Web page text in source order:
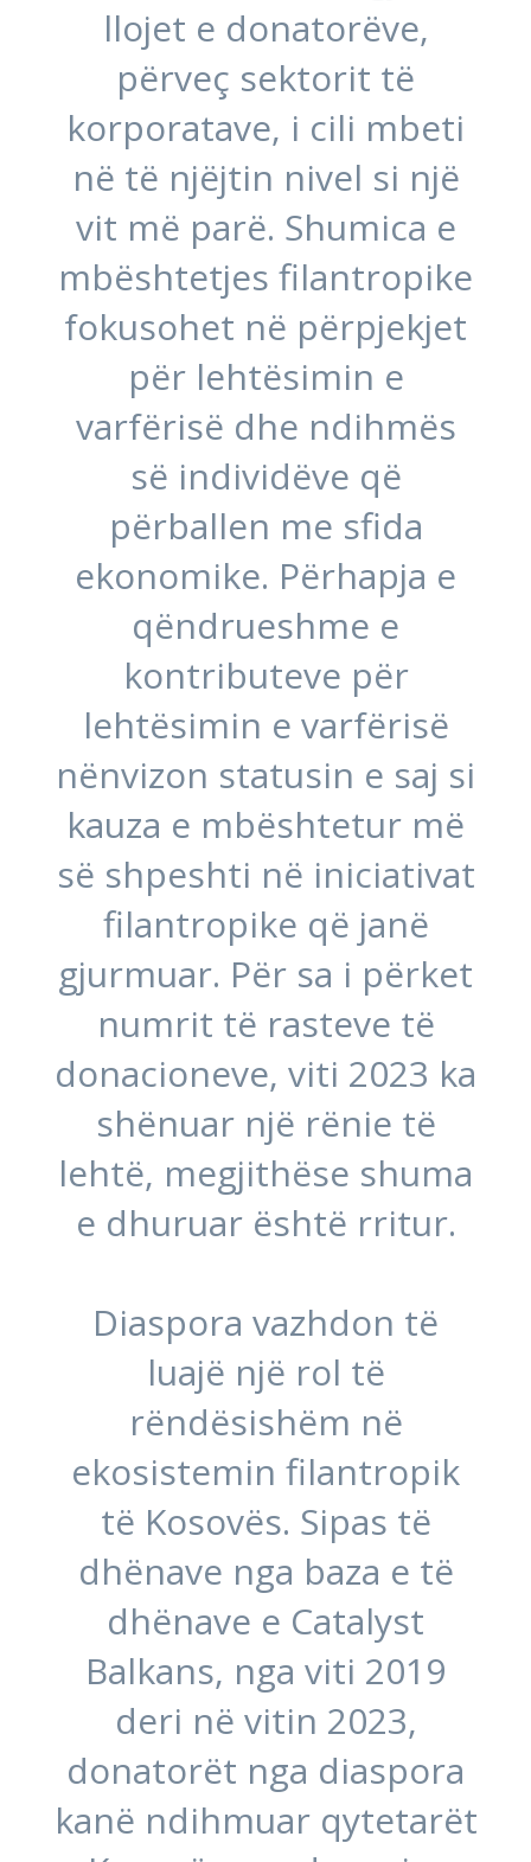
llojet e donatorëve,
përveç sektorit të
korporatave, i cili mbeti
në të njëjtin nivel si një
vit më parë. Shumica e
mbështetjes filantropike
fokusohet në përpjekjet
për lehtësimin e
varfërisë dhe ndihmës
së individëve që
përballen me sfida
ekonomike. Përhapja e
qëndrueshme e
kontributeve për
lehtësimin e varfërisë
nënvizon statusin e saj si
kauza e mbështetur më
së shpeshti në iniciativat
filantropike që janë
gjurmuar. Për sa i përket
numrit të rasteve të
donacioneve, viti 2023 ka
shënuar një rënie të
lehtë, megjithëse shuma
e dhuruar është rritur.
Diaspora vazhdon të
luajë një rol të
rëndësishëm në
ekosistemin filantropik
të Kosovës. Sipas të
dhënave nga baza e të
dhënave e Catalyst
Balkans, nga viti 2019
deri në vitin 2023,
donatorët nga diaspora
kanë ndihmuar qytetarët